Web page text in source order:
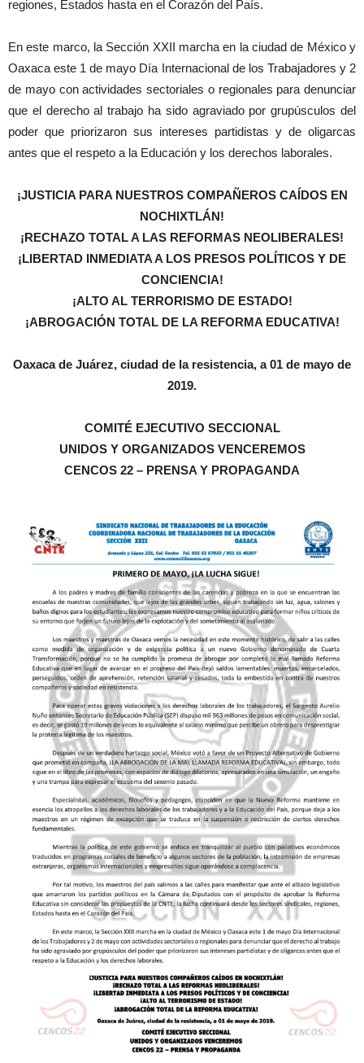
regiones, Estados hasta en el Corazón del País.
En este marco, la Sección XXII marcha en la ciudad de México y
Oaxaca este 1 de mayo Día Internacional de los Trabajadores y 2
de mayo con actividades sectoriales o regionales para denunciar
que el derecho al trabajo ha sido agraviado por grupúsculos del
poder que priorizaron sus intereses partidistas y de oligarcas
antes que el respeto a la Educación y los derechos laborales.
¡JUSTICIA PARA NUESTROS COMPAÑEROS CAÍDOS EN
NOCHIXTLÁN!
¡RECHAZO TOTAL A LAS REFORMAS NEOLIBERALES!
¡LIBERTAD INMEDIATA A LOS PRESOS POLÍTICOS Y DE
CONCIENCIA!
¡ALTO AL TERRORISMO DE ESTADO!
¡ABROGACIÓN TOTAL DE LA REFORMA EDUCATIVA!
Oaxaca de Juárez, ciudad de la resistencia, a 01 de mayo de
2019.
COMITÉ EJECUTIVO SECCIONAL
UNIDOS Y ORGANIZADOS VENCEREMOS
CENCOS 22 – PRENSA Y PROPAGANDA